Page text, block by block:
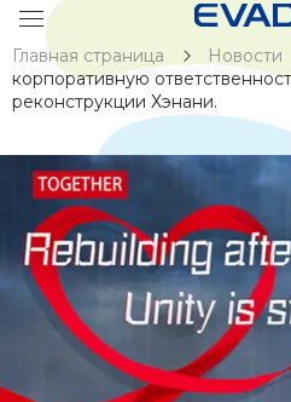
Главная страница Новости
корпоративную
реконструкции Хэнани.